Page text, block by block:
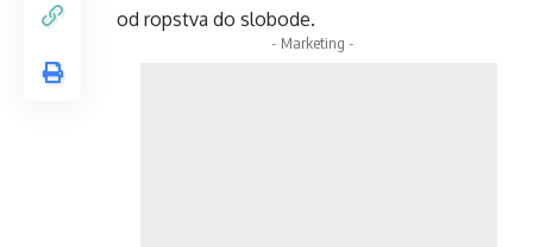
od ropstva do slobode.
- Marketing -